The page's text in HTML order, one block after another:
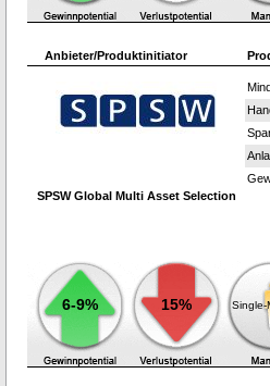
Anbieter/Produktinitiator
SPSW Global Multi Asset Selection
6-9% 15% Single-